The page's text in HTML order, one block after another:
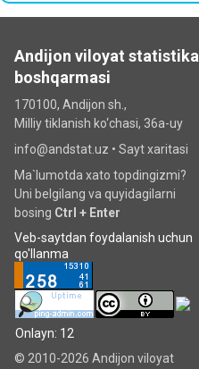
Andijon viloyat statistika
boshqarmasi
170100, Andijon sh.,
Milliy tiklanish ko‘chаsi, 36a-uy
info@andstat.uz • Sayt xaritasi
Ma`lumotda xato topdingizmi?
Uni belgilang va quyidagilarni
bosing Ctrl + Enter
Veb-saytdan foydalanish uchun
qo'llanma
Onlayn: 12
© 2010-2026 Andijon viloyat